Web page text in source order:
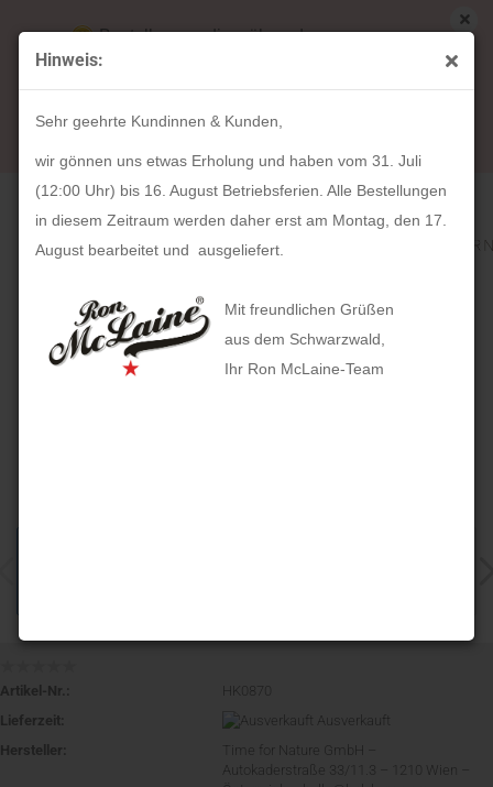
Hinweis:
Sehr geehrte Kundinnen & Kunden,
wir gönnen uns etwas Erholung und haben vom 31. Juli
(12:00 Uhr) bis 16. August Betriebsferien. Alle Bestellungen
in diesem Zeitraum werden daher erst am Montag, den 17.
August bearbeitet und ausgeliefert.
Mit freundlichen Grüßen
aus dem Schwarzwald,
Ihr Ron McLaine-Team
Bestellungen die während unserer
Betriebsferien (31. Juli ab 12:00 Uhr bis 16.
August) aufgegeben werden, werden ab Montag,
17. August bearbeitet und versendet.
« Erster « zurück weiter »
Letzter »
Artikel in dieser Kategorie
HOLZKERN Prestigia (23mm x 29mm)
Artikel-Nr.:
HK0870
Lieferzeit:
Ausverkauft
Hersteller:
Time for Nature GmbH –
Autokaderstraße 33/11.3 – 1210 Wien –